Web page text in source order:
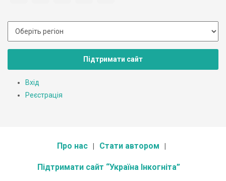
Підтримати сайт
Вхід
Реєстрація
Про нас Стати автором
Підтримати сайт “Україна Інкогніта”